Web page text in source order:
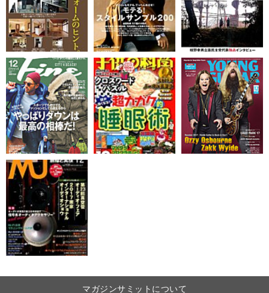
マガジンサミットについて